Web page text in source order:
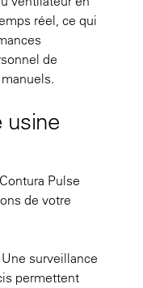
réel, ce qui
de
usine
Pulse
de votre
surveillance
permettent